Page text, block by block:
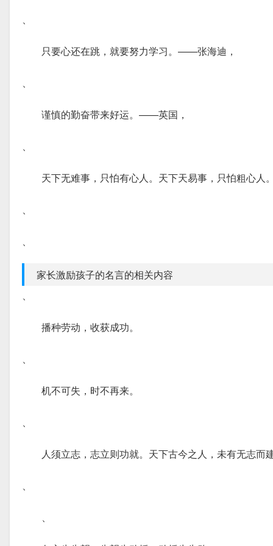
、
只要心还在跳，就要努力学习。——张海迪，
、
谨慎的勤奋带来好运。——英国，
、
天下无难事，只怕有心人。天下天易事，只怕粗心人
、
、
家长激励孩子的名言的相关内容
、
播种劳动，收获成功。
、
机不可失，时不再来。
、
人须立志，志立则功就。天下古今之人，未有无志
、
、